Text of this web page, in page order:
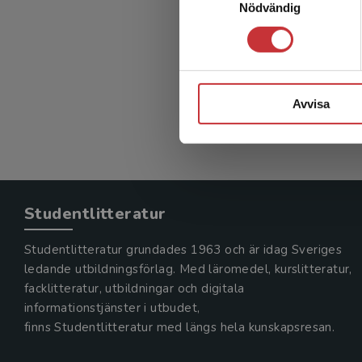
Nödvändig
Avvisa
Swärd,
295 kr
Exkl.
Studentlitteratur
Studentlitteratur grundades 1963 och är idag Sveriges
ledande utbildningsförlag. Med läromedel, kurslitteratur,
facklitteratur, utbildningar och digitala
informationstjänster i utbudet,
finns Studentlitteratur med längs hela kunskapsresan.